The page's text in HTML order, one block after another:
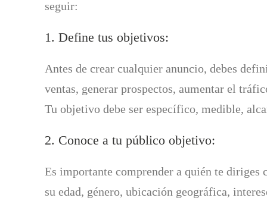
seguir:
1. Define tus objetivos:
Antes de crear cualquier anuncio, debes
ventas, generar prospectos, aumentar el
Tu objetivo debe ser específico, medible,
2. Conoce a tu público objetivo:
Es importante comprender a quién te
su edad, género, ubicación geográfica,